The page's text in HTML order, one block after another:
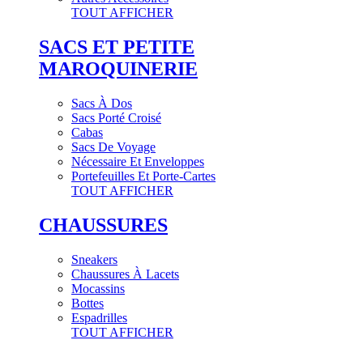
TOUT AFFICHER
SACS ET PETITE
MAROQUINERIE
Sacs À Dos
Sacs Porté Croisé
Cabas
Sacs De Voyage
Nécessaire Et Enveloppes
Portefeuilles Et Porte-Cartes
TOUT AFFICHER
CHAUSSURES
Sneakers
Chaussures À Lacets
Mocassins
Bottes
Espadrilles
TOUT AFFICHER